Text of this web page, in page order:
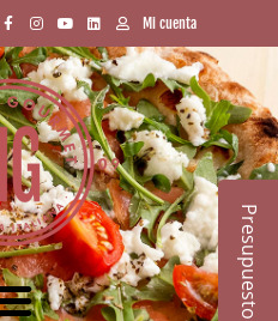
Mi cuenta
Presupuesto